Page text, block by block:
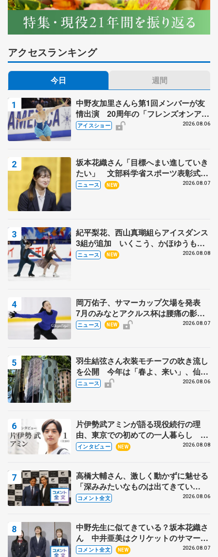
アクセスランキング
今日 週間
中野友加里さんら第1回メンバーが友
情出演 20周年の「フレンズオンアイ
ス」 宮本賢二さん、有川梨絵さん、
アイスショー 2026.08.06
坂本花織さん「目標へまい進していき
たい」 文部科学省スポーツ表彰式で
代表謝辞
ニュース NEW 2026.08.07
紀平梨花、西山真瑚組らアイスダンス
3組が追加 いくこう、かほゆうも、
木下グループ杯
ニュース NEW 2026.08.08
岡万佑子、サマーカップ欠場を発表
7月のみなとアクルス杯は腰痛の影響
で
ニュース NEW 2026.08.07
羽生結弦さん衣装モチーフの吹き流し
を公開 今年は「春よ、来い」、仙台
の瑞鳳殿
ニュース 2026.08.06
片伊勢武アミンが語る現役続行の理
由、東京での初めての一人暮らし 注
目スケーターの「今」に迫る
インタビュー NEW 2026.08.08
高橋大輔さん、激しく動かずに魅せる
「深みみたいなものは出てきてい
る？」 〝兄さん〟と慕うレジェンド
コメント全文 2026.08.06
中野先生に似てきている？坂本花織さ
ん 中井亜美はクリケットのサマーキ
ャンプに 島田麻央はたくさん試合に
コメント全文 NEW 2026.08.07